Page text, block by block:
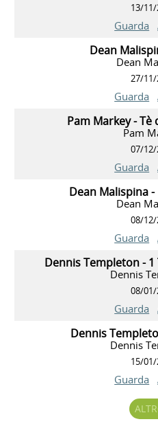
13/
Guarda
Dean
Dean
27/11/
Guarda
Pam Markey -
Pam
07/12/
Guarda
Dean Malispina
Dean
08/12/
Guarda
Dennis Templeton - 1
Dennis
08/01/
Guarda
Dennis
Dennis
15/
Guarda